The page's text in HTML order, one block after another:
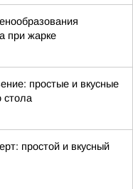
при жарке
простые и вкусные
стола
простой и вкусный